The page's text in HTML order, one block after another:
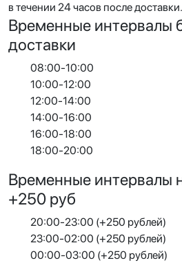
в течении 24 часов после доставки.
Временные интервалы
доставки
08:00-10:00
10:00-12:00
12:00-14:00
14:00-16:00
16:00-18:00
18:00-20:00
Временные интервалы
+250 руб
20:00-23:00 (+250 рублей)
23:00-02:00 (+250 рублей)
00:00-03:00 (+250 рублей)